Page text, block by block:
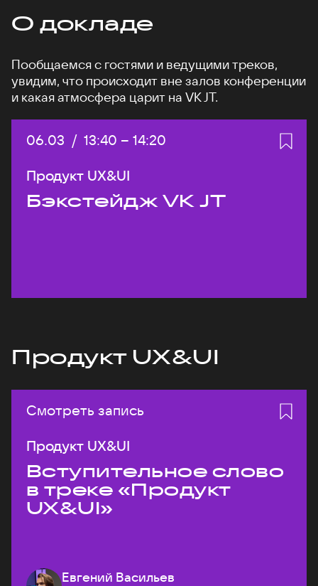
О докладе
Пообщаемся с гостями и ведущими треков,
увидим, что происходит вне залов конференции
и какая атмосфера царит на VK JT.
Дата:
06.03 / Начало:
13:40 – Конец:
14:20
Продукт UX&UI
Бэкстейдж VK JT
Продукт UX&UI
Смотреть запись
Продукт UX&UI
Вступительное слово
в треке «Продукт
UX&UI»
Евгений Васильев